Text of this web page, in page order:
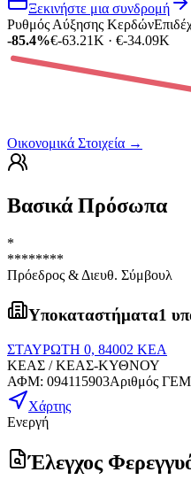
Ξεκινήστε μια συνδρομή
Ρυθμός Αύξησης Κερδών
-85.4%€-63.21K · €-34.09K
Οικονομικά Στοιχεία →
Βασικά Πρόσωπα
*
********
Πρόεδρος & Διευθ. Σύμβουλ
Υποκαταστήματα1
ΣΤΑΥΡΩΤΗ 0, 84002 ΚΕΑ
ΚΕΑΣ / ΚΕΑΣ-ΚΥΘΝΟΥ
ΑΦΜ: 094115903Αριθμός
Χάρτης
Ενεργή
Έλεγχος